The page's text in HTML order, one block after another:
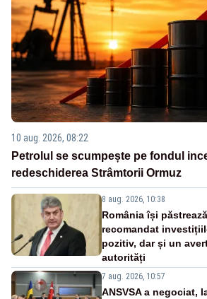
10 aug. 2026, 08:22
Petrolul se scumpește pe fondul
redeschiderea Strâmtorii Ormuz
8 aug. 2026, 10:38
România își
recomandat
pozitiv, dar și un
autorități
7 aug. 2026, 10:57
ANSVSA a negociat,